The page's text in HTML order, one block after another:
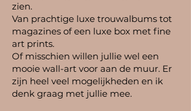
zien.
Van prachtige luxe trouwalbums tot
magazines of een luxe box met fine
art prints.
Of misschien willen jullie wel een
mooie wall-art voor aan de muur. Er
zijn heel veel mogelijkheden en ik
denk graag met jullie mee.